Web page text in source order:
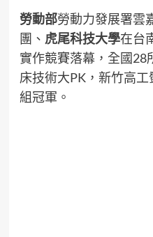
勞動部勞動力發展署雲
團、 虎尾科技大學在台
實作競賽落幕，全國28
床技術大PK，新竹高
組冠軍。